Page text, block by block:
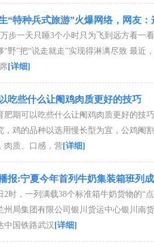
“特种兵式旅游”火爆网络，网友：
万步一天只睡3个小时只为飞到远方看一
“野”把“说走就走”实现得淋漓尽致 最近
[详细]
吃些什么让阉鸡肉质更好的技巧
肥期可以吃些什么让阉鸡肉质更好的技
，鸡的品种以选用慢长型为宜，公鸡阉
肉质、口感，营[详细]
报:宁夏今年首列牛奶集装箱班列
2时，一列满载38个标准箱牛奶货物的“
州局集团有限公司银川货运中心银川南
中国铁路武汉 [详细]